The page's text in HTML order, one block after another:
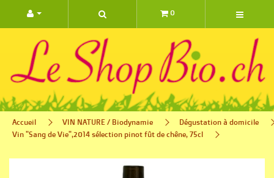
0
Accueil VIN NATURE / Biodynamie
Dégustation à domicile
Vin "Sang de Vie",2014 sélection pinot fût de chêne, 75cl